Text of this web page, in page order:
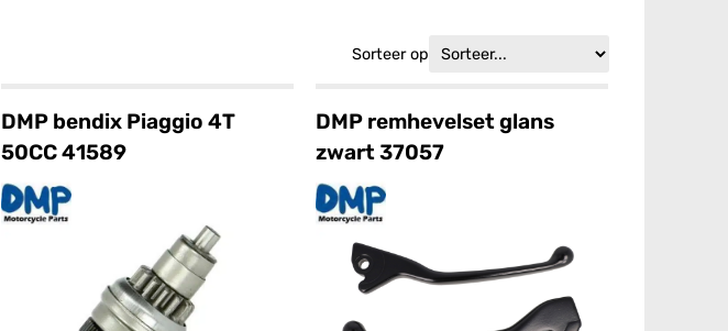
Sorteer op
DMP bendix Piaggio 4T
50CC 41589
DMP remhevelset glans
zwart 37057